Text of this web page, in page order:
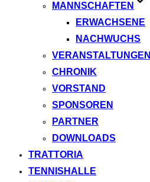
MANNSCHAFTEN
ERWACHSENE
NACHWUCHS
VERANSTALTUNGEN
CHRONIK
VORSTAND
SPONSOREN
PARTNER
DOWNLOADS
TRATTORIA
TENNISHALLE